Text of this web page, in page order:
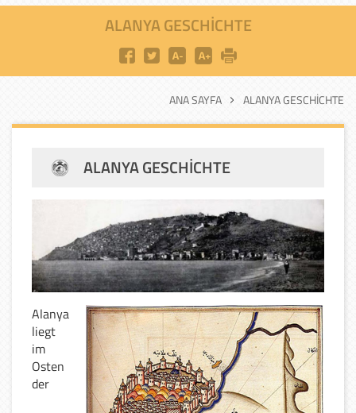
ALANYA GESCHICHTE
ANA SAYFA ALANYA GESCHICHTE
ALANYA GESCHICHTE
Alanya
liegt
im
Osten
der